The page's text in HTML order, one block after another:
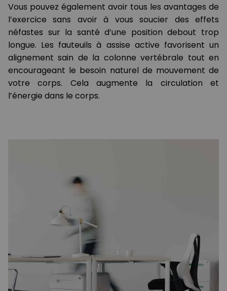
Vous pouvez également avoir tous les avantages de
l’exercice sans avoir à vous soucier des effets
néfastes sur la santé d’une position debout trop
longue. Les fauteuils à assise active favorisent un
alignement sain de la colonne vertébrale tout en
encourageant le besoin naturel de mouvement de
votre corps. Cela augmente la circulation et
l’énergie dans le corps.